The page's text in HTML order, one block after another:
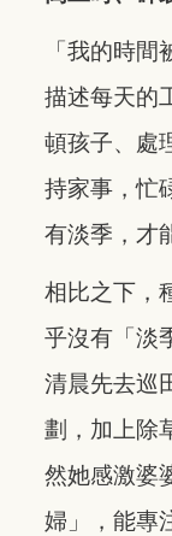
「我的時
描述每天的
頓孩子、處
持家事，忙
有淡季，才
相比之下，
乎沒有「淡
清晨先去巡
劃，加上除
然她感激婆
婦」，能專